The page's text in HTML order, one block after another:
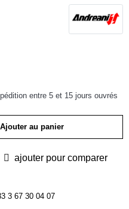
entre 5 et 15 jours ouvrés
Ajouter au panier
ajouter pour comparer
3 67 30 04 07